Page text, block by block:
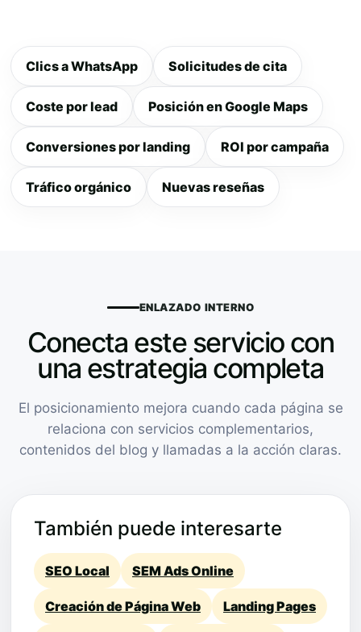
Clics a WhatsApp Solicitudes de cita
Coste por lead Posición en Google Maps
Conversiones por landing ROI por campaña
Tráfico orgánico Nuevas reseñas
ENLAZADO INTERNO
Conecta este servicio con
una estrategia completa
El posicionamiento mejora cuando cada página se
relaciona con servicios complementarios,
contenidos del blog y llamadas a la acción claras.
También puede interesarte
SEO Local SEM Ads Online
Creación de Página Web Landing Pages